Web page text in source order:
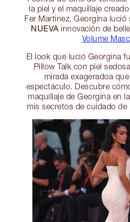
la piel y el maquillaje
Fer Martinez, Georgina lució
NUEVA innovación de
Volume
El look que lució Georgina
Pillow Talk con piel
mirada exageradoa
espectáculo. Descubre
maquillaje de Georgina en
mis secretos de cuidado de